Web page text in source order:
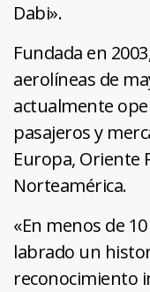
Dabi».
Fundada en
aerolíneas de
actualmente
pasajeros y
Europa, Oriente
Norteamérica.
«En menos de
labrado un
reconocimiento